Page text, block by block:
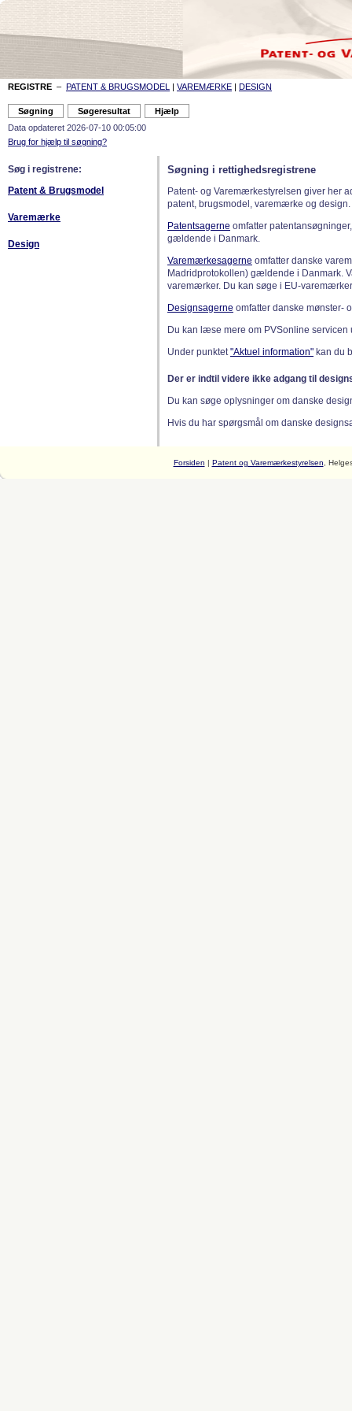
REGISTRE – PATENT & BRUGSMODEL | VAREMÆRKE | DESIGN
Data opdateret 2026-07-10 00:05:00
Brug for hjælp til søgning?
Søg i registrene:
Patent & Brugsmodel
Varemærke
Design
Søgning i rettighedsregistrene
Patent- og Varemærkestyrelsen giver her
patent, brugsmodel, varemærke og design.
Patentsagerne omfatter
gældende i Danmark.
Varemærkesagerne omfatter danske
Madridprotokollen) gældende i Danmark.
varemærker. Du kan søge i EU-
Designsagerne omfatter danske mønster-
Du kan læse mere om PVSonline
Under punktet"Aktuel information" kan du
Der er indtil videre ikke adgang til
Du kan søge oplysninger om danske
Hvis du har spørgsmål om danske
Forsiden | Patent og Varemærkestyrelsen ,